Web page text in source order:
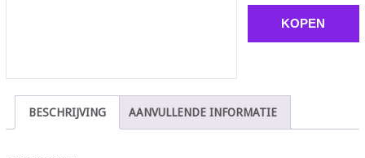
KOPEN
BESCHRIJVING AANVULLENDE INFORMATIE